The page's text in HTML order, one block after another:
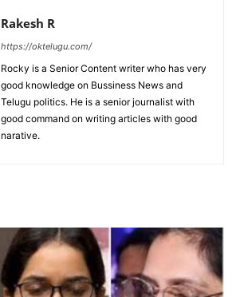
Rakesh R
https://oktelugu.com/
Rocky is a Senior Content writer who has very
good knowledge on Bussiness News and
Telugu politics. He is a senior journalist with
good command on writing articles with good
narative.